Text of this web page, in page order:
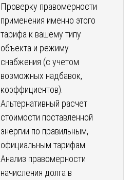
Проверку правомерности
применения именно этого
тарифа к вашему типу
объекта и режиму
снабжения (с учетом
возможных надбавок,
коэффициентов).
Альтернативный расчет
стоимости поставленной
энергии по правильным,
официальным тарифам.
Анализ правомерности
начисления долга в